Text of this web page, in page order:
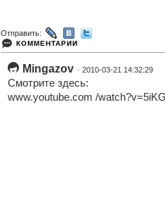
Отправить:
КОММЕНТАРИИ
Mingazov · 2010-03-21 14:32:29
Смотрите здесь:
www.youtube.com /